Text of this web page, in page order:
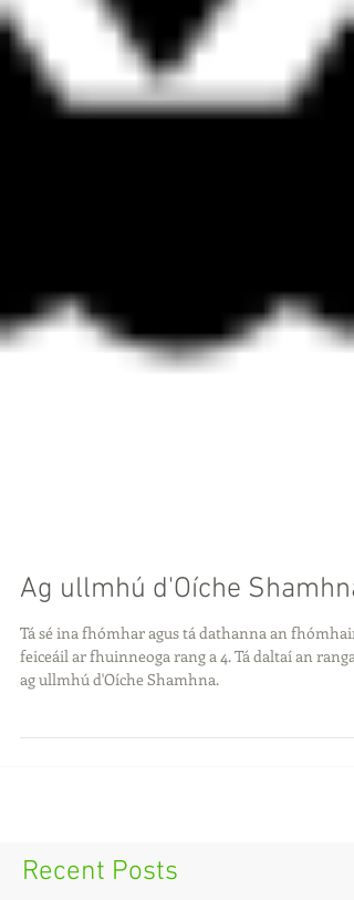
Ag ullmhú d'Oíche Shamhna
Tá sé ina fhómhar agus tá dathanna an fhómhair
ag ullmhú d'Oíche Shamhna.